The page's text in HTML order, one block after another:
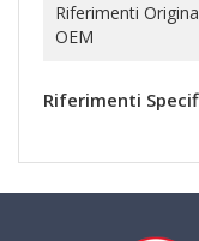
Riferimenti
OEM
Riferimenti